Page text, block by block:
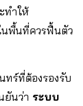
ทำให้
นพื้นที่ควรฟื้นตัว
ทร์ที่ต้องรองรับ
ยันว่า ระบบ